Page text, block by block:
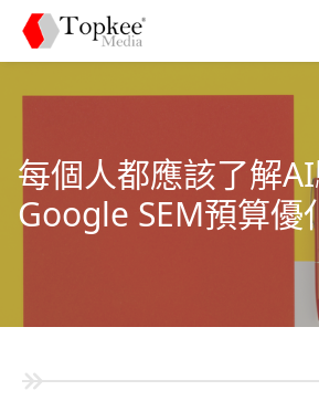
每個人都應該了解
Google SEM預算優